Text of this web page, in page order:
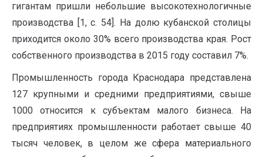
гигантам пришли небольшие высокотехнологичные
производства [1, с. 54]. На долю кубанской столицы
приходится около 30% всего производства края. Рост
собственного производства в 2015 году составил 7%.
Промышленность города Краснодара представлена
127 крупными и средними предприятиями, свыше
1000 относится к субъектам малого бизнеса. На
предприятиях промышленности работает свыше 40
тысяч человек, в целом же сфера материального